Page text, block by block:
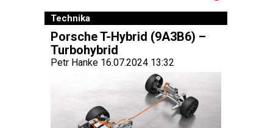
Technika
Porsche T-Hybrid (9A3B6) –
Turbohybrid
Petr Hanke 16.07.2024 13:32